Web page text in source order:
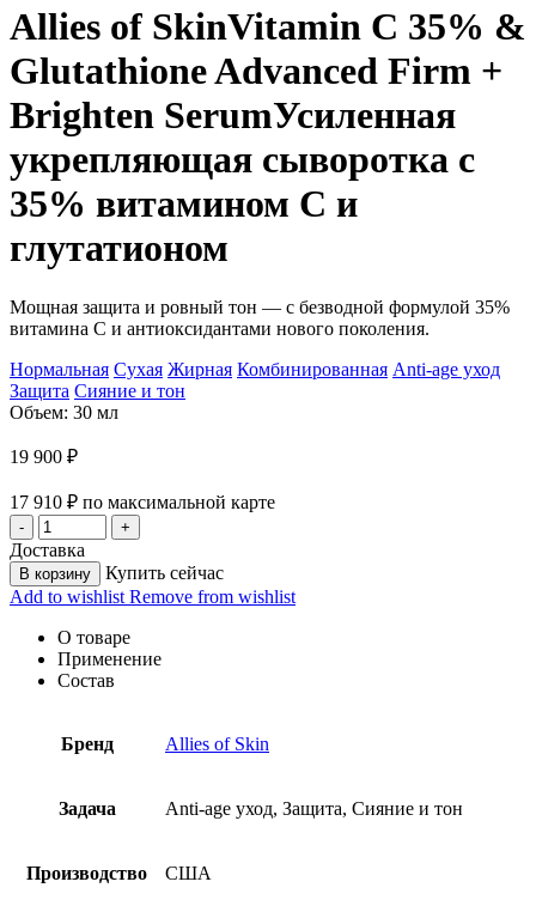
Allies of SkinVitamin C 35% &
Glutathione Advanced Firm +
Brighten SerumУсиленная
укрепляющая сыворотка с
35% витамином С и
глутатионом
Мощная защита и ровный тон — с безводной формулой 35%
витамина С и антиоксидантами нового поколения.
Нормальная Сухая Жирная Комбинированная Anti-age уход
Защита Сияние и тон
Объем: 30 мл
19 900 ₽
17 910 ₽ по максимальной карте
Доставка
В корзину
Купить сейчас
Add to wishlist Remove from wishlist
О товаре
Применение
Состав
Бренд Allies of Skin
Задача Anti-age уход, Защита, Сияние и тон
Производство США